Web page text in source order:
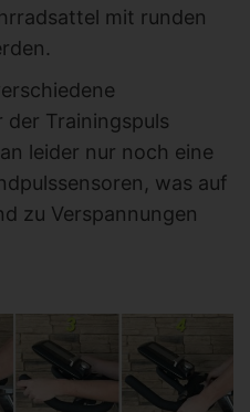
mit runden
Trainingspuls
leider nur noch eine
was auf
zu Verspannungen